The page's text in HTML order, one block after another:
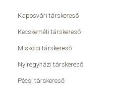
Kaposvári társkereső
Kecskeméti társkereső
Miskolci társkereső
Nyíregyházi társkereső
Pécsi társkereső